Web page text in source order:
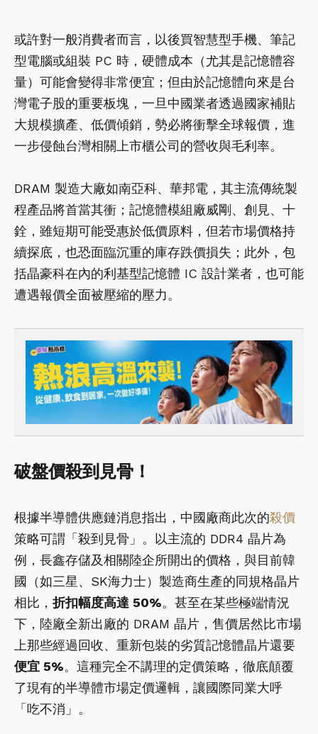
或許對一般消費者而言，以後買智慧型手機、筆記
型電腦或組裝 PC 時，硬體成本（尤其是記憶體容
量）可能會變得非常便宜；但由於記憶體向來是台
灣電子股的重要板塊，一旦中國業者透過國家補貼
大規模擴產、低價傾銷，勢必將衝擊全球報價，進
一步侵蝕台灣相關上市櫃公司的營收與毛利率。
DRAM 製造大廠如南亞科、華邦電，其主流傳統製
程產品將首當其衝；記憶體模組廠威剛、創見、十
銓，雖短期可能受惠於低價原料，但若市場價格持
續探底，也恐面臨沉重的庫存跌價損失；此外，包
括晶豪科在內的利基型記憶體 IC 設計業者，也可能
遭遇報價全面被壓縮的壓力。
破盤價殺到見骨！
根據半導體供應鏈消息指出，中國廠商此次的殺價
策略可謂「殺到見骨」。以主流的 DDR4 晶片為
例，長鑫存儲及相關陸企所開出的價格，與目前韓
國（如三星、SK海力士）製造商生產的同規格晶片
相比， 折扣幅度高達 50%。甚至在某些極端情況
下，陸廠全新出廠的 DRAM 晶片，售價居然比市場
上那些經過回收、重新包裝的劣質記憶體晶片還要
便宜 5%。這種完全不講理的定價策略，徹底顛覆
了現有的半導體市場定價邏輯，讓國際同業大呼
「吃不消」。